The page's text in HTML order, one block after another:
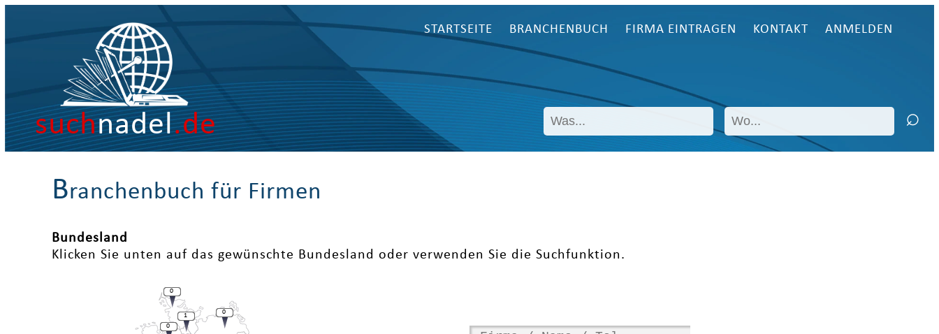
suchnadel.de
STARTSEITE BRANCHENBUCH FIRMA EINTRAGEN KONTAKT ANMELDEN
Branchenbuch für Firmen
Bundesland
Klicken Sie unten auf das gewünschte Bundesland oder verwenden Sie die Suchfunktion.
0
1
0
0